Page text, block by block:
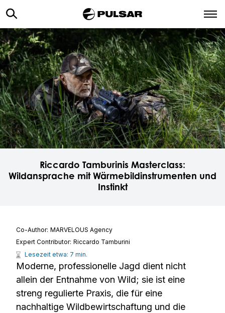
Riccardo Tamburinis Masterclass:
Wildansprache mit Wärmebildinstrumenten und
Instinkt
Co-Author: MARVELOUS Agency
Expert Contributor: Riccardo Tamburini
Lesezeit etwa: 7 min.
Moderne, professionelle Jagd dient nicht
allein der Entnahme von Wild; sie ist eine
streng regulierte Praxis, die für eine
nachhaltige Wildbewirtschaftung und die